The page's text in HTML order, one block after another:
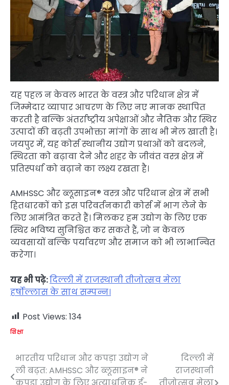
यह पहल न केवल भारत के वस्त्र और परिधान क्षेत्र में
जिम्मेदार व्यापार आचरण के लिए नए मानक स्थापित
करती है बल्कि अंतर्राष्ट्रीय अपेक्षाओं और नैतिक और स्थिर
उत्पादों की बढ़ती उपभोक्ता मांगों के साथ भी मेल खाती है।
जयपुर में, यह कोर्स स्थानीय उद्योग प्रथाओं को बदलने,
स्थिरता को बढ़ावा देने और शहर के जीवंत वस्त्र क्षेत्र में
प्रतिस्पर्धा को बढ़ाने का लक्ष्य रखता है।
AMHSSC और ब्लूसाइन® वस्त्र और परिधान क्षेत्र में सभी
हितधारकों को इस परिवर्तनकारी कोर्स में भाग लेने के
लिए आमंत्रित करते हैं। मिलकर हम उद्योग के लिए एक
स्थिर भविष्य सुनिश्चित कर सकते हैं, जो न केवल
व्यवसायों बल्कि पर्यावरण और समाज को भी लाभान्वित
करेगा।
यह भी पढ़े:दिल्ली में राजस्थानी तीजोत्सव मेला
हर्षोल्लास के साथ सम्पन्न।
Post Views: 134
शिक्षा
Post
navigation
भारतीय परिधान और कपड़ा उद्योग ने
ली बढ़त: AMHSSC और ब्लूसाइन® ने
कपड़ा उद्योग के लिए अत्याधुनिक ई-
दिल्ली में
राजस्थानी
तीजोत्सव मेला